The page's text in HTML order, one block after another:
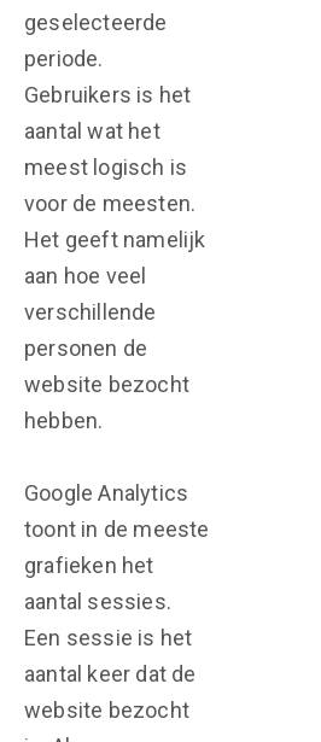
geselecteerde
periode.
Gebruikers is het
aantal wat het
meest logisch is
voor de meesten.
Het geeft namelijk
aan hoe veel
verschillende
personen de
website bezocht
hebben.
Google Analytics
toont in de meeste
grafieken het
aantal sessies.
Een sessie is het
aantal keer dat de
website bezocht